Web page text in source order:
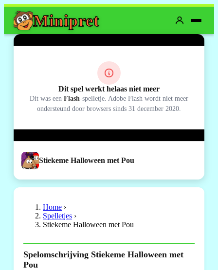
Minipret
Dit spel werkt helaas niet meer
Dit was een Flash-spelletje. Adobe Flash wordt niet meer
ondersteund door browsers sinds 31 december 2020.
Stiekeme Halloween met Pou
Home ›
Spelletjes ›
Stiekeme Halloween met Pou
Spelomschrijving Stiekeme Halloween met
Pou